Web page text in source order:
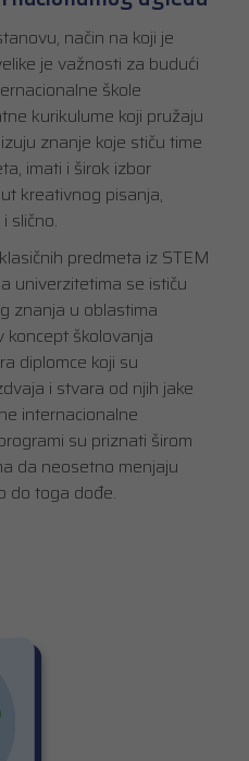
način na koji je
je važnosti za budući
škole
kurikulume koji pružaju
znanje koje stiču time
imati i širok izbor
kreativnog pisanja,
slično.
predmeta iz STEM
univerzitetima se ističu
znanja u oblastima
školovanja
diplomce koji su
i stvara od njih jake
internacionalne
su priznati širom
da neosetno menjaju
do toga dođe.